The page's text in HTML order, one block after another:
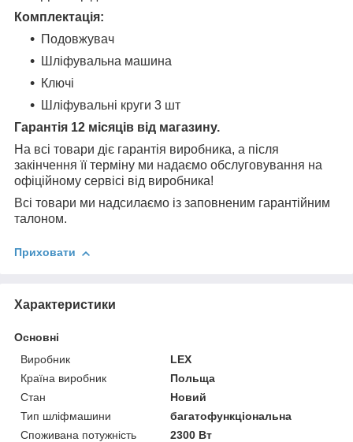
Комплектація:
Подовжувач
Шліфувальна машина
Ключі
Шліфувальні круги 3 шт
Гарантія 12 місяців від магазину.
На всі товари діє гарантія виробника, а після
закінчення її терміну ми надаємо обслуговування на
офіційному сервісі від виробника!
Всі товари ми надсилаємо із заповненим гарантійним
талоном.
Приховати
Характеристики
Основні
Виробник
LEX
Країна виробник
Польща
Стан
Новий
Тип шліфмашини
багатофункціональна
Споживана потужність
2300 Вт